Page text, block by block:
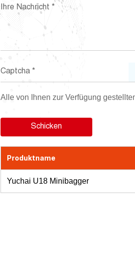
Alle von Ihnen zur Verfügung
Produktname
Yuchai U18 Minibagger